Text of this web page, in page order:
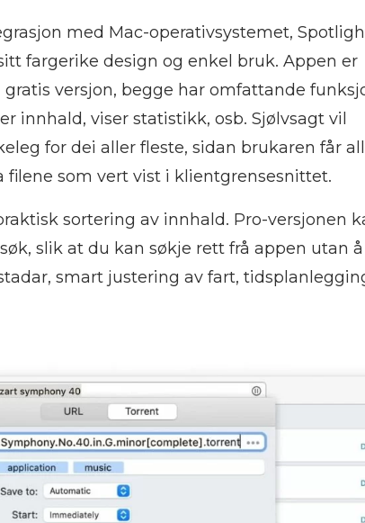
med Mac-operativsystemet,
fargerike design og enkel bruk. Appen er
versjon, begge har omfattande
innhald, viser statistikk, osb. Sjølvsagt vil
for dei aller fleste, sidan brukaren får
filene som vert vist i klientgrensesnittet.
sortering av innhald. Pro-versjonen
slik at du kan søkje rett frå appen utan
smart justering av fart,